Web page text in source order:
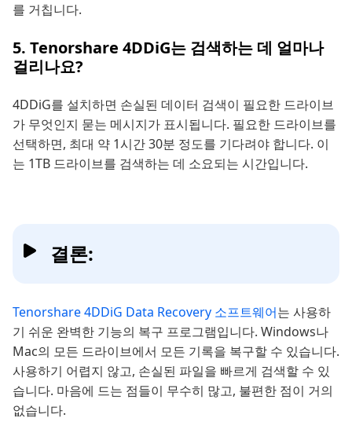
를 거칩니다.
5. Tenorshare 4DDiG는 검색하는 데 얼마나
걸리나요?
4DDiG를 설치하면 손실된 데이터 검색이 필요한 드라이브
가 무엇인지 묻는 메시지가 표시됩니다. 필요한 드라이브를
선택하면, 최대 약 1시간 30분 정도를 기다려야 합니다. 이
는 1TB 드라이브를 검색하는 데 소요되는 시간입니다.
결론:
Tenorshare 4DDiG Data Recovery 소프트웨어는 사용하
기 쉬운 완벽한 기능의 복구 프로그램입니다. Windows나
Mac의 모든 드라이브에서 모든 기록을 복구할 수 있습니다.
사용하기 어렵지 않고, 손실된 파일을 빠르게 검색할 수 있
습니다. 마음에 드는 점들이 무수히 많고, 불편한 점이 거의
없습니다.